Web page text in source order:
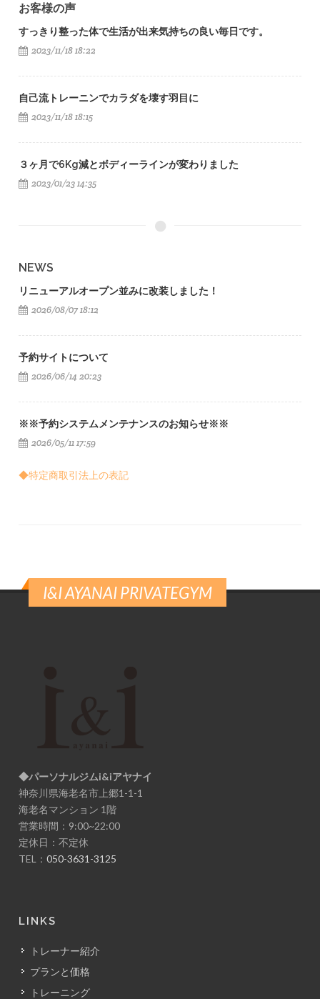
お客様の声
すっきり整った体で生活が出来気持ちの良い毎日です。
2023/11/18 18:22
自己流トレーニンでカラダを壊す羽目に
2023/11/18 18:15
３ヶ月で6Kg減とボディーラインが変わりました
2023/01/23 14:35
NEWS
リニューアルオープン並みに改装しました！
2026/08/07 18:12
予約サイトについて
2026/06/14 20:23
※※予約システムメンテナンスのお知らせ※※
2026/05/11 17:59
◆特定商取引法上の表記
I&I AYANAI PRIVATEGYM
◆パーソナルジムi&iアヤナイ
神奈川県海老名市上郷1-1-1
海老名マンション 1階
営業時間：9:00~22:00
定休日：不定休
TEL：050-3631-3125
LINKS
トレーナー紹介
プランと価格
トレーニング